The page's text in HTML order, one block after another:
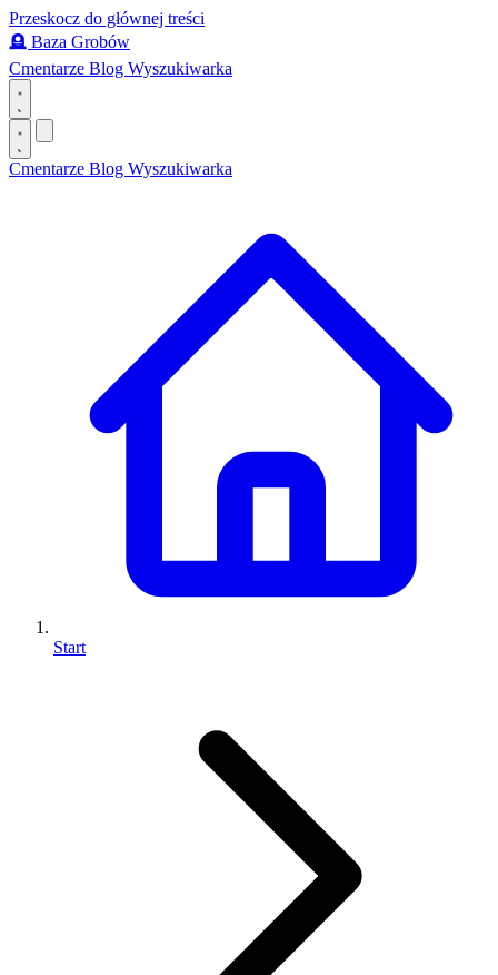
Przeskocz do głównej treści
🪦 Baza Grobów
Cmentarze Blog Wyszukiwarka
Cmentarze Blog Wyszukiwarka
Start